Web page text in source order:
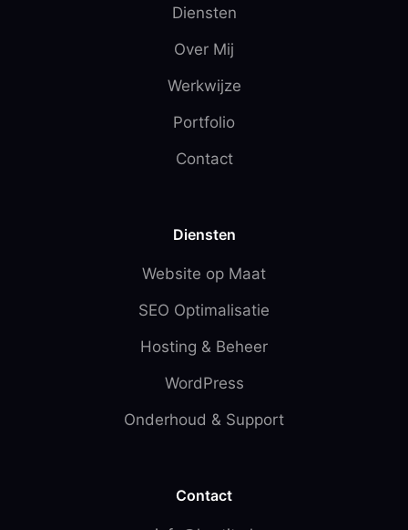
Diensten
Over Mij
Werkwijze
Portfolio
Contact
Diensten
Website op Maat
SEO Optimalisatie
Hosting & Beheer
WordPress
Onderhoud & Support
Contact